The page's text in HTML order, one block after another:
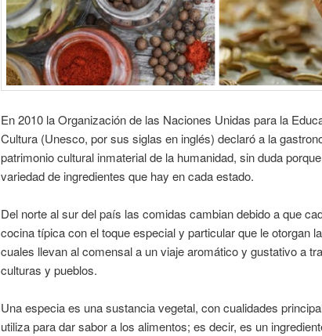
En 2010 la Organización de las Naciones Unidas para la
Cultura (Unesco, por sus siglas en inglés) declaró a la
patrimonio cultural inmaterial de la humanidad, sin duda
variedad de ingredientes que hay en cada estado.
Del norte al sur del país las comidas cambian debido a que
cocina típica con el toque especial y particular que le otorgan
cuales llevan al comensal a un viaje aromático y gustativo a
culturas y pueblos.
Una especia es una sustancia vegetal, con cualidades
utiliza para dar sabor a los alimentos; es decir, es un